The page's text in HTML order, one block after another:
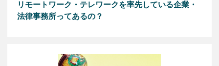
リモートワーク・テレワークを率先している企業・
法律事務所ってあるの？